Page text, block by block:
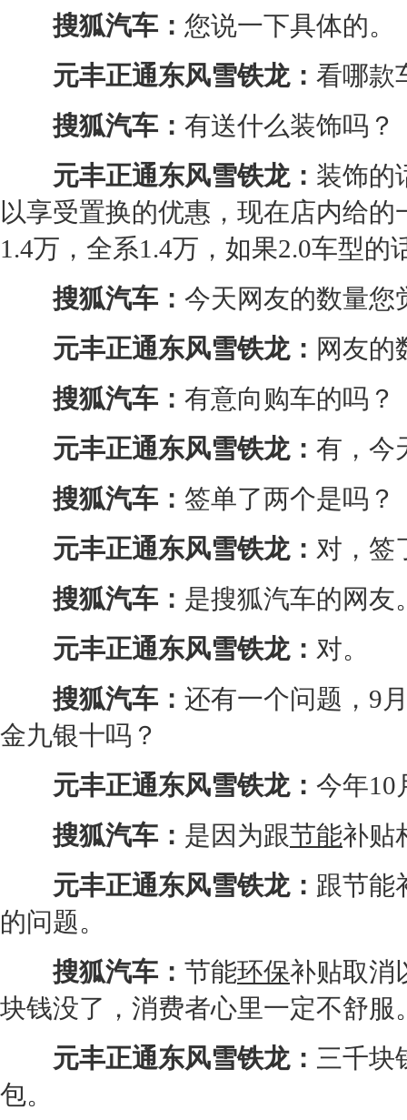
搜狐汽车： 您说一下具体的。
元丰正通东风雪铁龙： 看哪款
搜狐汽车： 有送什么装饰吗？
元丰正通东风雪铁龙： 装饰的
以享受置换的优惠，现在店内给
1.4万，全系1.4万，如果2.0车型的
搜狐汽车： 今天网友的数量您
元丰正通东风雪铁龙： 网友的
搜狐汽车： 有意向购车的吗？
元丰正通东风雪铁龙： 有，今
搜狐汽车： 签单了两个是吗？
元丰正通东风雪铁龙： 对，签
搜狐汽车： 是搜狐汽车的网友
元丰正通东风雪铁龙： 对。
搜狐汽车： 还有一个问题，9
金九银十吗？
元丰正通东风雪铁龙： 今年10
搜狐汽车： 是因为跟节能补贴
元丰正通东风雪铁龙： 跟节能
的问题。
搜狐汽车： 节能环保补贴取消
块钱没了，消费者心里一定不舒服
元丰正通东风雪铁龙： 三千块
包。